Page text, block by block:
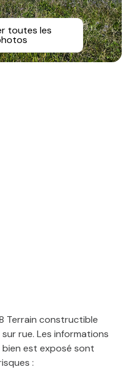
toutes les
Terrain constructible
rue. Les informations
bien est exposé sont
: